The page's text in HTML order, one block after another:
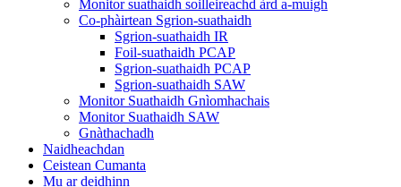
Monitor suathaidh soilleireachd àrd a-muigh
Co-phàirtean Sgrion-suathaidh
Sgrion-suathaidh IR
Foil-suathaidh PCAP
Sgrion-suathaidh PCAP
Sgrion-suathaidh SAW
Monitor Suathaidh Gnìomhachais
Monitor Suathaidh SAW
Gnàthachadh
Naidheachdan
Ceistean Cumanta
Mu ar deidhinn